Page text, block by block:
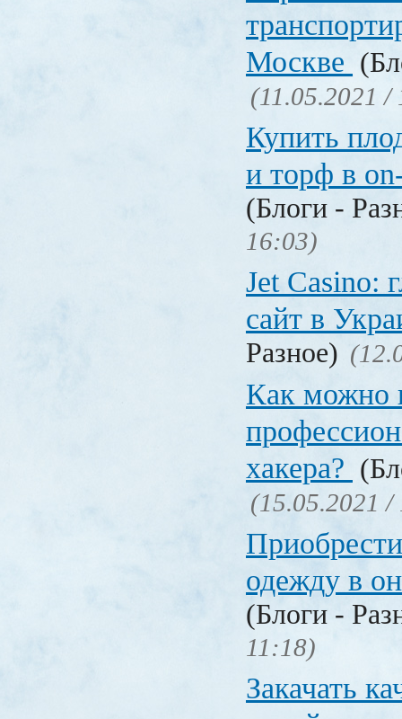
Москве
(11.05.2021 /
Купить
и торф в
(Блоги -
16:03)
Jet Сasino:
сайт в
Разное)
Как можно
хакера?
(15.05.2021 /
одежду в
(Блоги -
11:18)
Закачать